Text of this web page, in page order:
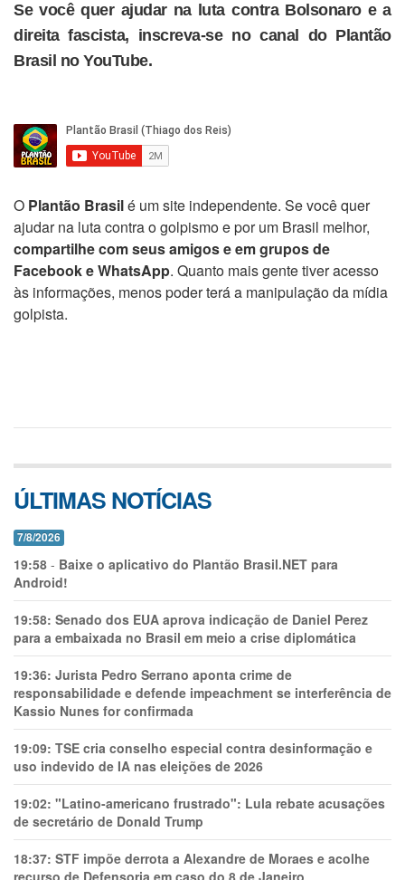
Se você quer ajudar na luta contra Bolsonaro e a
direita fascista, inscreva-se no canal do Plantão
Brasil no YouTube.
O Plantão Brasilé um site independente. Se você quer
ajudar na luta contra o golpismo e por um Brasil melhor,
compartilhe com seus amigos e em grupos de
Facebook e WhatsApp. Quanto mais gente tiver acesso
às informações, menos poder terá a manipulação da mídia
golpista.
ÚLTIMAS NOTÍCIAS
7/8/2026
19:58 - Baixe o aplicativo do Plantão Brasil.NET para
Android!
19:58: Senado dos EUA aprova indicação de Daniel Perez
para a embaixada no Brasil em meio a crise diplomática
19:36: Jurista Pedro Serrano aponta crime de
responsabilidade e defende impeachment se interferência de
Kassio Nunes for confirmada
19:09: TSE cria conselho especial contra desinformação e
uso indevido de IA nas eleições de 2026
19:02: "Latino-americano frustrado": Lula rebate acusações
de secretário de Donald Trump
18:37: STF impõe derrota a Alexandre de Moraes e acolhe
recurso de Defensoria em caso do 8 de Janeiro